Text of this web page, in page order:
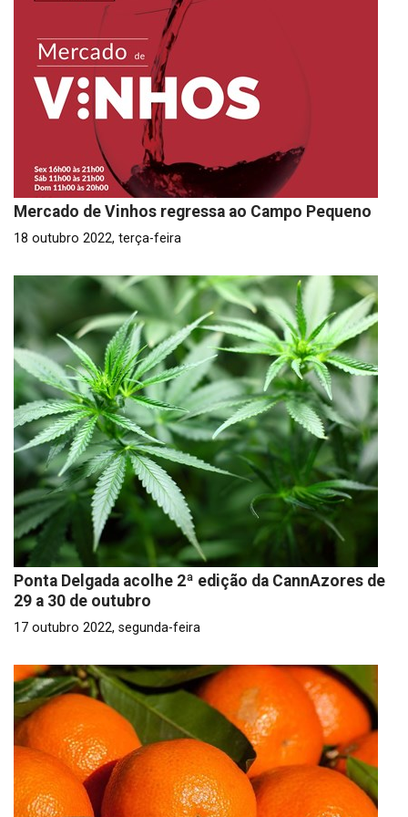
Mercado de Vinhos regressa ao Campo Pequeno
18 outubro 2022, terça-feira
Ponta Delgada acolhe 2ª edição da CannAzores de
29 a 30 de outubro
17 outubro 2022, segunda-feira